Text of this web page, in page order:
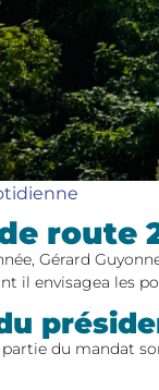
route
Gérard
il envisagea les
du mandat